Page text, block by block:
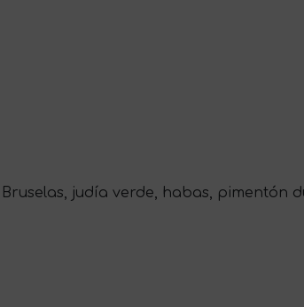
judía verde, habas, pimentón